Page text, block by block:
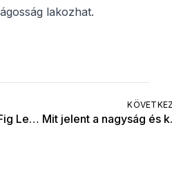
lakozhat.
And They Sewed Fig Leaves Mit